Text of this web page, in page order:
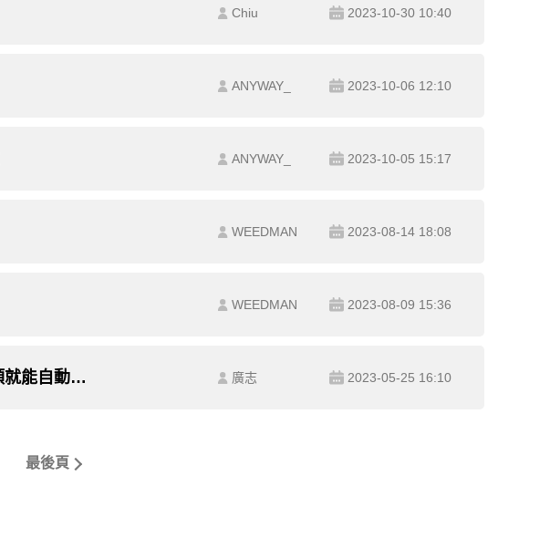
Chiu 2023-10-30 10:40
ANYWAY_ 2023-10-06 12:10
ANYWAY_ 2023-10-05 15:17
WEEDMAN 2023-08-14 18:08
WEEDMAN 2023-08-09 15:36
《BMW》發表大改款《5 Series》跟純電《i5》 車上可玩遊戲看YT、轉個頭就能自動變換車道 廣志 2023-05-25 16:10
最後頁